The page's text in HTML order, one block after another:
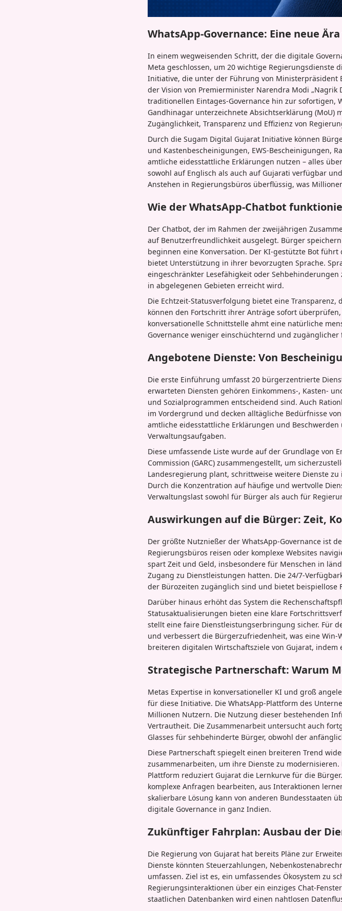
WhatsApp-Governance: Eine neue
In einem wegweisenden Schritt, der die digitale
Meta geschlossen, um 20 wichtige Regierungsdienste
Initiative, die unter der Führung von
der Vision von Premierminister Narendra Modi „Nagrik
traditionellen Eintages-Governance hin zur
Gandhinagar unterzeichnete Absichtserklärung
Zugänglichkeit, Transparenz und Effizienz von
Durch die Sugam Digital Gujarat Initiative können
und Kastenbescheinigungen, EWS-Bescheinigungen,
amtliche eidesstattliche Erklärungen nutzen – alles
sowohl auf Englisch als auch auf Gujarati verfügbar
Anstehen in Regierungsbüros überflüssig, was
Wie der WhatsApp-Chatbot
Der Chatbot, der im Rahmen der zweijährigen
auf Benutzerfreundlichkeit ausgelegt. Bürger
beginnen eine Konversation. Der KI-gestützte Bot
bietet Unterstützung in ihrer bevorzugten Sprache.
eingeschränkter Lesefähigkeit oder
in abgelegenen Gebieten erreicht wird.
Die Echtzeit-Statusverfolgung bietet eine
können den Fortschritt ihrer Anträge sofort
konversationelle Schnittstelle ahmt eine natürliche
Governance weniger einschüchternd und
Angebotene Dienste: Von
Die erste Einführung umfasst 20 bürgerzentrierte
erwarteten Diensten gehören Einkommens-, Kasten-
und Sozialprogrammen entscheidend sind. Auch
im Vordergrund und decken alltägliche Bedürfnisse
amtliche eidesstattliche Erklärungen und
Verwaltungsaufgaben.
Diese umfassende Liste wurde auf der Grundlage von
Commission (GARC) zusammengestellt, um
Landesregierung plant, schrittweise weitere Dienste
Durch die Konzentration auf häufige und wertvolle
Verwaltungslast sowohl für Bürger als auch für
Auswirkungen auf die Bürger: Zeit,
Der größte Nutznießer der WhatsApp-Governance ist
Regierungsbüros reisen oder komplexe Websites
spart Zeit und Geld, insbesondere für Menschen in
Zugang zu Dienstleistungen hatten. Die 24/7-
der Bürozeiten zugänglich sind und bietet beispiellose
Darüber hinaus erhöht das System die
Statusaktualisierungen bieten eine klare
stellt eine faire Dienstleistungserbringung sicher. Für
und verbessert die Bürgerzufriedenheit, was eine
breiteren digitalen Wirtschaftsziele von Gujarat,
Strategische Partnerschaft: Warum
Metas Expertise in konversationeller KI und groß
für diese Initiative. Die WhatsApp-Plattform des
Millionen Nutzern. Die Nutzung dieser bestehenden
Vertrautheit. Die Zusammenarbeit untersucht auch
Glasses für sehbehinderte Bürger, obwohl der
Diese Partnerschaft spiegelt einen breiteren Trend
zusammenarbeiten, um ihre Dienste zu
Plattform reduziert Gujarat die Lernkurve für die
komplexe Anfragen bearbeiten, aus Interaktionen
skalierbare Lösung kann von anderen Bundesstaaten
digitale Governance in ganz Indien.
Zukünftiger Fahrplan: Ausbau der
Die Regierung von Gujarat hat bereits Pläne zur
Dienste könnten Steuerzahlungen,
umfassen. Ziel ist es, ein umfassendes Ökosystem zu
Regierungsinteraktionen über ein einziges Chat-
staatlichen Datenbanken wird einen nahtlosen